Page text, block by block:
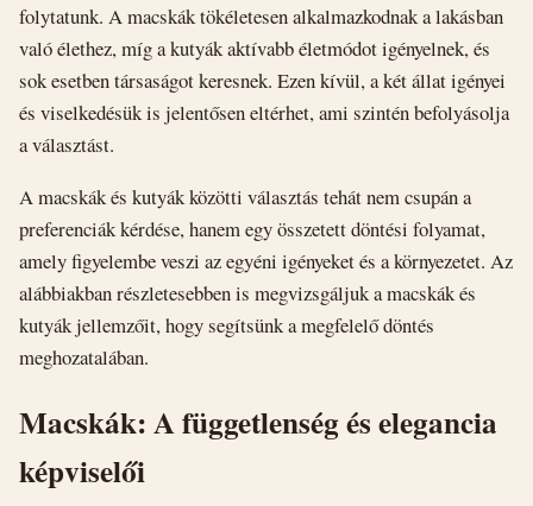
folytatunk. A macskák tökéletesen alkalmazkodnak a lakásban
való élethez, míg a kutyák aktívabb életmódot igényelnek, és
sok esetben társaságot keresnek. Ezen kívül, a két állat igényei
és viselkedésük is jelentősen eltérhet, ami szintén befolyásolja
a választást.
A macskák és kutyák közötti választás tehát nem csupán a
preferenciák kérdése, hanem egy összetett döntési folyamat,
amely figyelembe veszi az egyéni igényeket és a környezetet. Az
alábbiakban részletesebben is megvizsgáljuk a macskák és
kutyák jellemzőit, hogy segítsünk a megfelelő döntés
meghozatalában.
Macskák: A függetlenség és elegancia
képviselői